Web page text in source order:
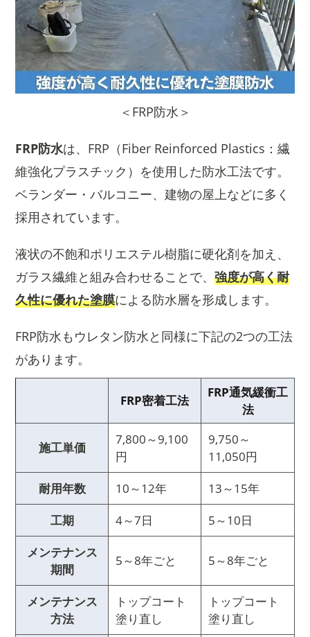
＜FRP防水＞
FRP防水は、FRP（Fiber Reinforced Plastics：繊
維強化プラスチック）を使用した防水工法です。
ベランダー・バルコニー、建物の屋上などに多く
採用されています。
液状の不飽和ポリエステル樹脂に硬化剤を加え、
ガラス繊維と組み合わせることで、 強度が高く耐
久性に優れた塗膜による防水層を形成します。
FRP防水もウレタン防水と同様に下記の2つの工法
があります。
FRP密着工法
FRP通気緩衝工
法
施工単価
7,800～9,100
円
9,750～
11,050円
耐用年数
10～12年
13～15年
工期
4～7日
5～10日
メンテナンス
期間
5～8年ごと 5～8年ごと
メンテナンス
方法
トップコート
塗り直し
トップコート
塗り直し